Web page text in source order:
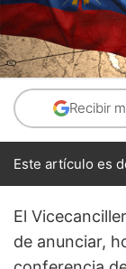
Recibir
Este artículo es
El
de anunciar,